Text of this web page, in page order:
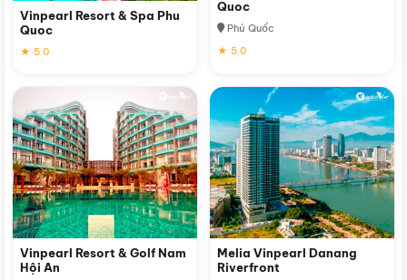
Vinpearl Resort & Spa Phu
Quoc
★ 5.0
Quoc
Phú Quốc
★ 5.0
Vinpearl Resort & Golf Nam
Hội An
Melia Vinpearl Danang
Riverfront